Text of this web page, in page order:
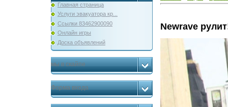
Главная страница
Услуги эвакуатора кр...
Ссылки 83462900090
Онлайн игры
Доска объявлений
мы в скайпе
Форма входа
Newrave